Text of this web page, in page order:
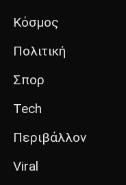
Κόσμος
Πολιτική
Σπορ
Tech
Περιβάλλον
Viral